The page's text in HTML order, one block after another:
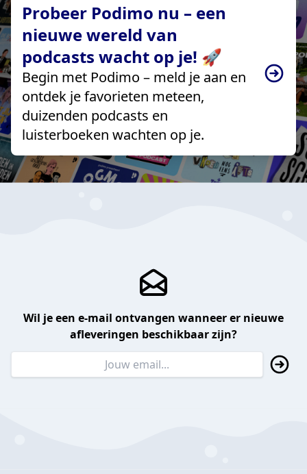
Probeer Podimo nu – een
nieuwe wereld van
podcasts wacht op je! 🚀
Begin met Podimo – meld je aan en
ontdek je favorieten meteen,
duizenden podcasts en
luisterboeken wachten op je.
Wil je een e-mail ontvangen wanneer er nieuwe
afleveringen beschikbaar zijn?